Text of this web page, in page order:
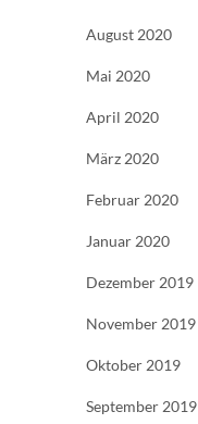
August 2020
Mai 2020
April 2020
März 2020
Februar 2020
Januar 2020
Dezember 2019
November 2019
Oktober 2019
September 2019